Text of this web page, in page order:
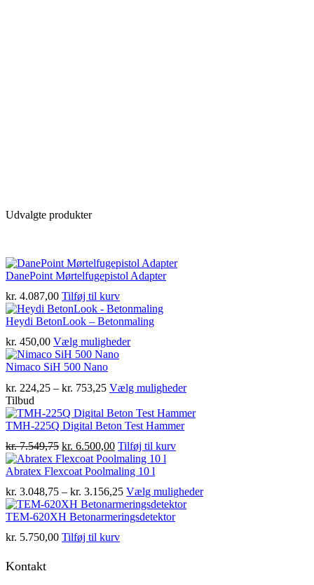
Udvalgte produkter
DanePoint Mørtelfugepistol Adapter
kr. 4.087,00 Tilføj til kurv
Heydi BetonLook – Betonmaling
kr. 450,00 Vælg mulighederDette
varianter.
kan
vælges
på
varesiden
Nimaco SiH 500 Nano
kr. 224,25 – kr. 753,25Prisinterval:
til
kr. 753,25
Vælg mulighederDette
har
på
varesiden
Tilbud
TMH-225Q Digital Beton Test Hammer
kr.7.549,75 Den
oprindelige
pris
kr. 7.549,75.
kr. 6.500,00Den
aktuelle
pris
kr. 6.500,00.
Tilføj til kurv
Abratex Flexcoat Poolmaling 10 l
kr. 3.048,75 – kr. 3.156,25Prisinterval:
kr. 3.048,75
til
Vælg mulighederDette
TEM-620XH Betonarmeringsdetektor
kr. 5.750,00 Tilføj til kurv
Kontakt